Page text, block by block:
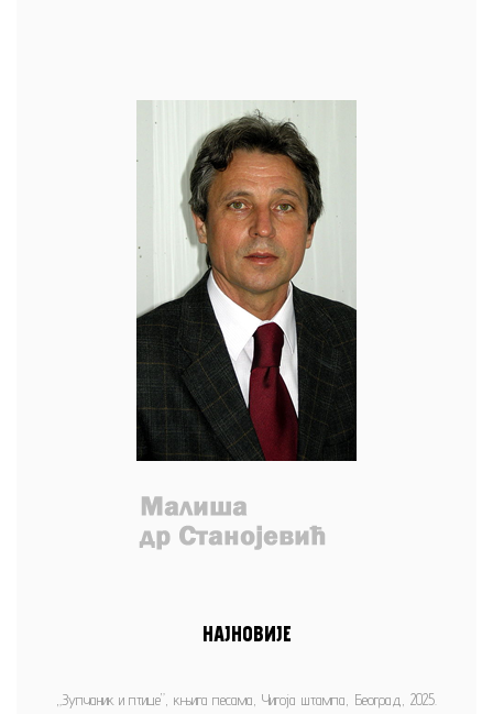
НАЈНОВИЈЕ
„Зупчаник и птице”, књига песама, Чигоја штампа, Београд, 2025.